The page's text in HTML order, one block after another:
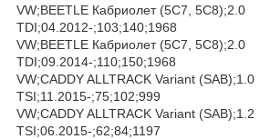
VW;BEETLE Кабриолет (5C7, 5C8);2.0
TDI;04.2012-;103;140;1968
VW;BEETLE Кабриолет (5C7, 5C8);2.0
TDI;09.2014-;110;150;1968
VW;CADDY ALLTRACK Variant (SAB);1.0
TSI;11.2015-;75;102;999
VW;CADDY ALLTRACK Variant (SAB);1.2
TSI;06.2015-;62;84;1197